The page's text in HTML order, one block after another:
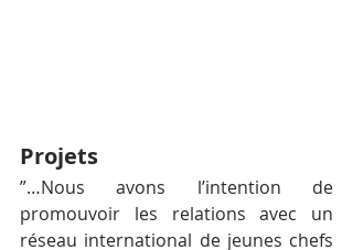
Projets
”…Nous avons l’intention de
promouvoir les relations avec un
réseau international de jeunes chefs